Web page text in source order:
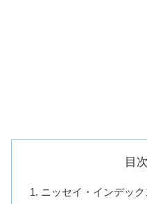
目次
ニッセイ・インデッ